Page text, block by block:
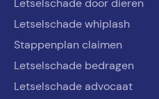
Letselschade door dieren
Letselschade whiplash
Stappenplan claimen
Letselschade bedragen
Letselschade advocaat